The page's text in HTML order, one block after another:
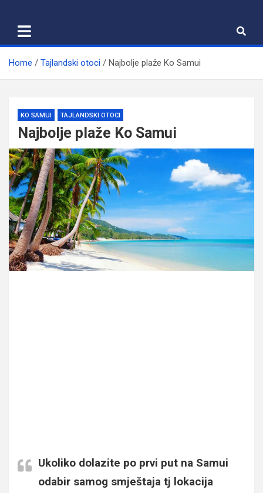
content
Home Tajlandski otoci Najbolje plaže Ko Samui
KO SAMUI TAJLANDSKI OTOCI
Najbolje plaže Ko Samui
Ukoliko dolazite po prvi put na Samui
odabir samog smještaja tj lokacija